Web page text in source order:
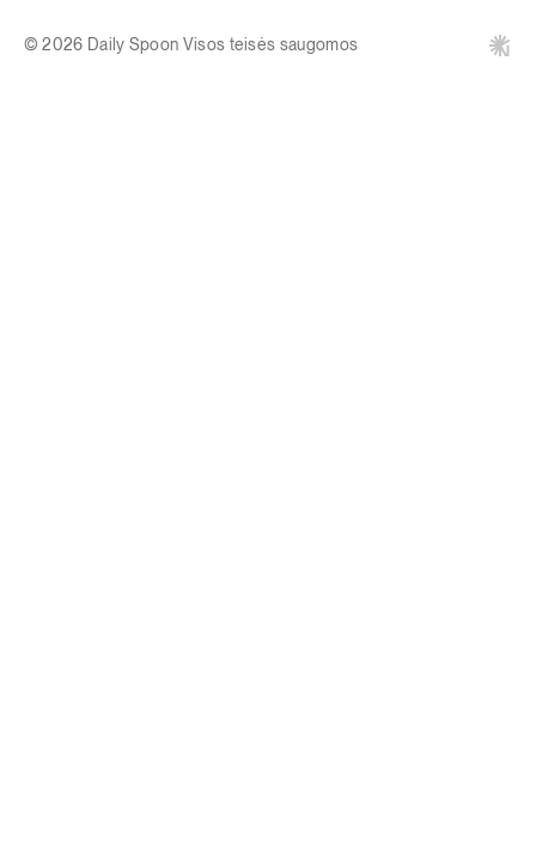
© 2026 Daily Spoon Visos teisės saugomos